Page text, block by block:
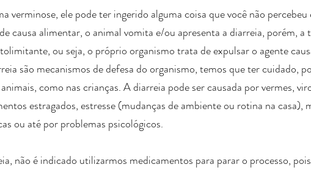
verminose, ele pode ter ingerido alguma coisa que você não percebeu
causa alimentar, o animal vomita e/ou apresenta a diarreia, porém, a
ou seja, o próprio organismo trata de expulsar o agente
são mecanismos de defesa do organismo, temos que ter cuidado,
como nas crianças. A diarreia pode ser causada por vermes,
estragados, estresse (mudanças de ambiente ou rotina na casa),
ou até por problemas psicológicos.
não é indicado utilizarmos medicamentos para parar o processo,